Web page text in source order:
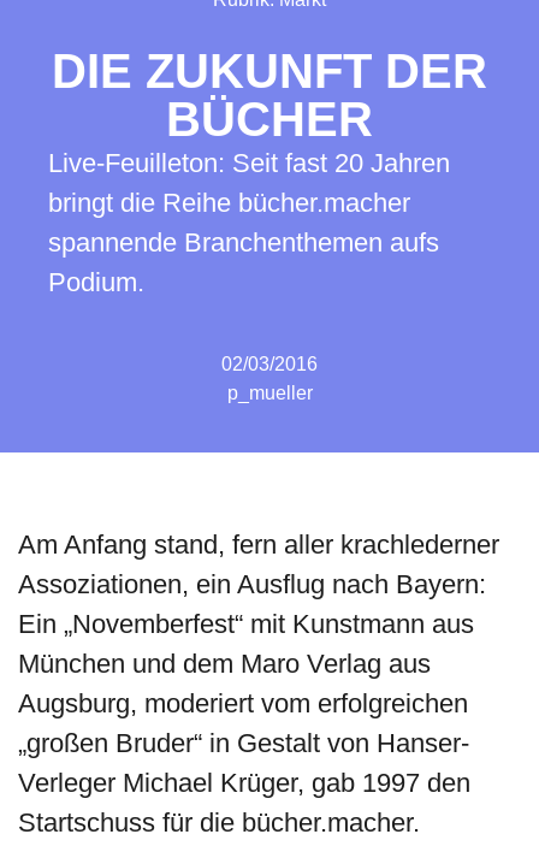
DIE ZUKUNFT DER
BÜCHER
Live-Feuilleton: Seit fast 20 Jahren
bringt die Reihe bücher.macher
spannende Branchenthemen aufs
Podium.
02/03/2016
p_mueller
Am Anfang stand, fern aller krachlederner
Assoziationen, ein Ausflug nach Bayern:
Ein „Novemberfest“ mit Kunstmann aus
München und dem Maro Verlag aus
Augsburg, moderiert vom erfolgreichen
„großen Bruder“ in Gestalt von Hanser-
Verleger Michael Krüger, gab 1997 den
Startschuss für die bücher.macher.